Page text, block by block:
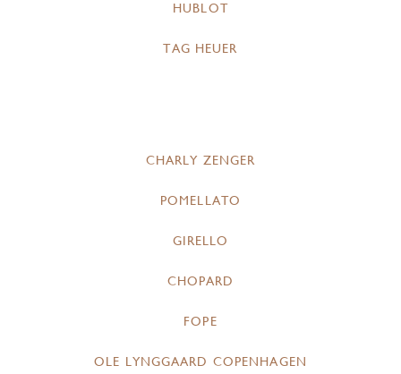
HUBLOT
TAG HEUER
CHARLY ZENGER
POMELLATO
GIRELLO
CHOPARD
FOPE
OLE LYNGGAARD COPENHAGEN